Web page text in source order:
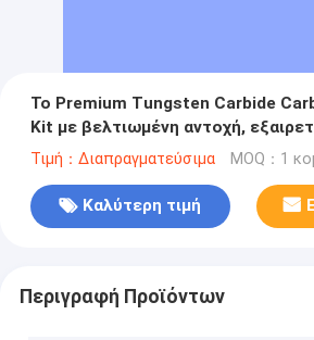
Το Premium Tungsten Carbide
Kit με βελτιωμένη αντοχή,
διάβρωση και ακριβή μηχανική
Τιμή：Διαπραγματεύσιμα MOQ：1
Καλύτερη τιμή
Περιγραφή Προϊόντων